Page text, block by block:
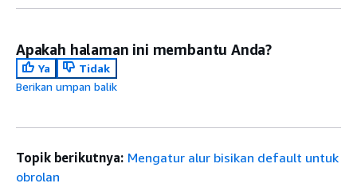
Apakah halaman ini membantu Anda?
Ya
Tidak
Berikan umpan balik
Topik berikutnya: Mengatur alur bisikan default untuk
obrolan